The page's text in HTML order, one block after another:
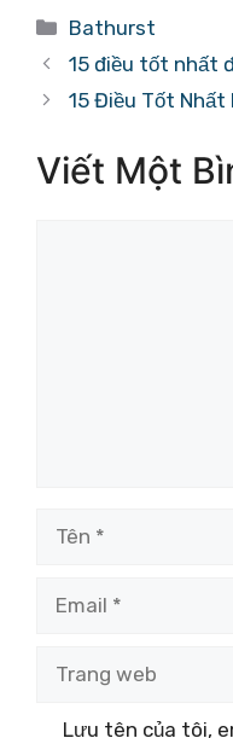
Danh
mục
Bathurst
15 điều tốt nhất
15 Điều Tốt Nhất
Viết Một
Lưu tên của tôi,